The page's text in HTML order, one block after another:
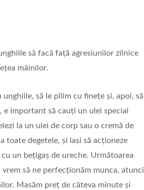
să facă față agresiunilor zilnice
mâinilor.
să le pilim cu finețe și, apoi, să
important să cauți un ulei special
la un ulei de corp sau o cremă de
toate degetele, și lași să acționeze
un bețigaș de ureche. Următoarea
să ne perfecționăm munca, atunci
Masăm preț de câteva minute și